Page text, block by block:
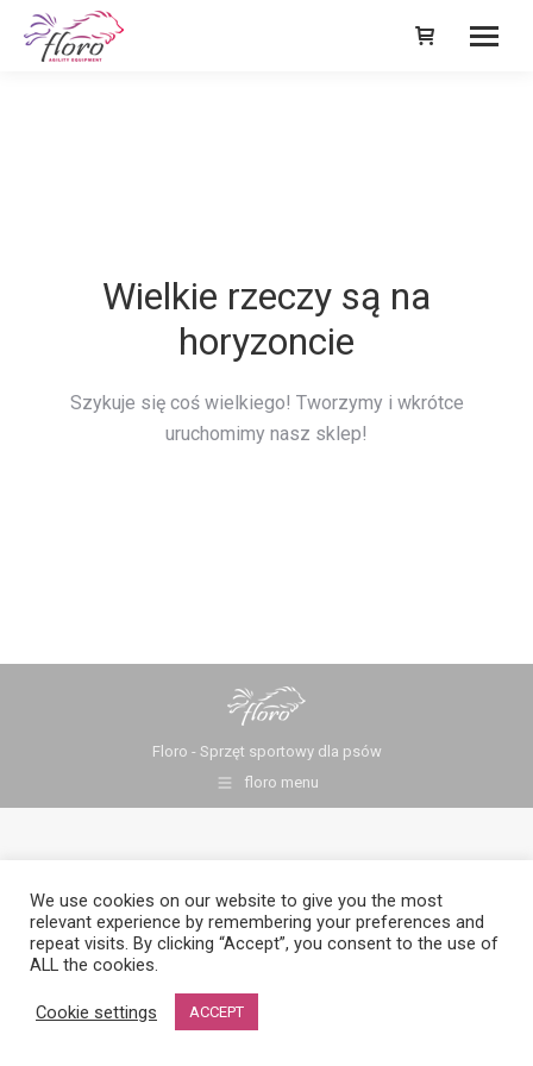
Wielkie rzeczy są na
horyzoncie
Szykuje się coś wielkiego! Tworzymy i wkrótce
uruchomimy nasz sklep!
Floro - Sprzęt sportowy dla psów
floro menu
We use cookies on our website to give you the most
relevant experience by remembering your preferences and
repeat visits. By clicking “Accept”, you consent to the use of
ALL the cookies.
Cookie settings ACCEPT